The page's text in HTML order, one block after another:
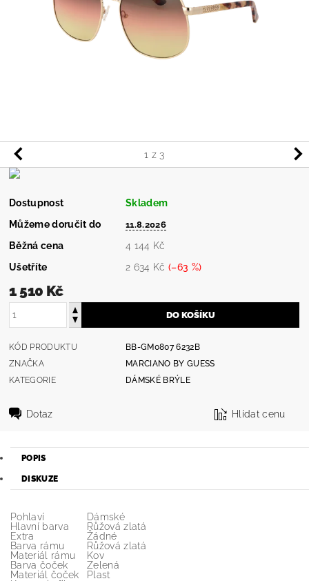
1 z 3
Dostupnost
Skladem
Můžeme doručit do
11.8.2026
Běžná cena
4 144 Kč
Ušetříte
2 634 Kč (–63 %)
1 510 Kč
KÓD PRODUKTU
BB-GM0807 6232B
ZNAČKA
MARCIANO BY GUESS
KATEGORIE
DÁMSKÉ BRÝLE
Dotaz Hlídat cenu
POPIS
DISKUZE
Pohlaví
Dámské
Hlavní barva
Růžová zlatá
Extra
Žádné
Barva rámu
Růžová zlatá
Materiál rámu
Kov
Barva čoček
Zelená
Materiál čoček
Plast